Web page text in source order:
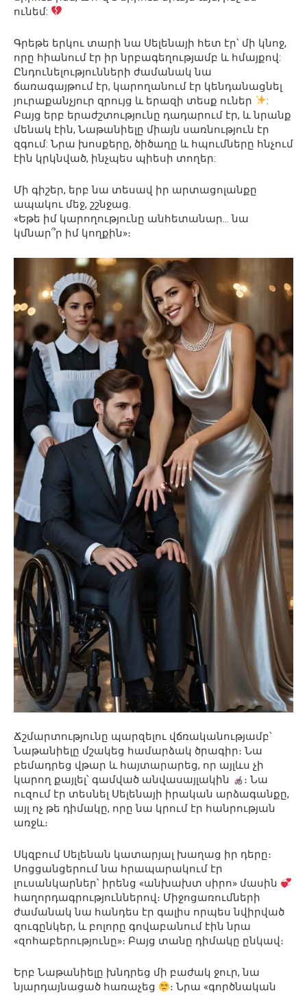
ունեմ:
Գրեթե երկու տարի նա Սելենայի հետ էր՝ մի կնոջ,
որը հիանում էր իր նրբագեղությամբ և հմայքով:
Ընդունելությունների ժամանակ նա
ճառագայթում էր, կարողանում էր կենդանացնել
յուրաքանչյուր զրույց և երազի տեսք ուներ
:
Բայց երբ երաժշտությունը դադարում էր, և նրանք
մենակ էին, Նաթանիելը միայն սառնություն էր
զգում: Նրա խոսքերը, ծիծաղը և հպումները հնչում
էին կրկնված, ինչպես պիեսի տողեր:
Մի գիշեր, երբ նա տեսավ իր արտացոլանքը
ապակու մեջ, շշնջաց.
«Եթե իմ կարողությունը անհետանար… նա
կմնար՞ր իմ կողքին»։
Ճշմարտությունը պարզելու վճռականությամբ՝
Նաթանիելը մշակեց համարձակ ծրագիր։ Նա
բեմադրեց վթար և հայտարարեց, որ այլևս չի
կարող քայլել՝ գամված անվասայլակին
։ Նա
ուզում էր տեսնել Սելենայի իրական արձագանքը,
այլ ոչ թե դիմակը, որը նա կրում էր հանրության
առջև։
Սկզբում Սելենան կատարյալ խաղաց իր դերը։
Սոցցանցերում նա հրապարակում էր
լուսանկարներ՝ իրենց «անխախտ սիրո» մասին
հաղորդագրություններով։ Միջոցառումների
ժամանակ նա հանդես էր գալիս որպես նվիրված
զուգընկեր, և բոլորը գովաբանում էին նրա
«զոհաբերությունը»։ Բայց տանը դիմակը ընկավ։
Երբ Նաթանիելը խնդրեց մի բաժակ ջուր, նա
նյարդայնացած հառաչեց
։ Նրա «գործնական